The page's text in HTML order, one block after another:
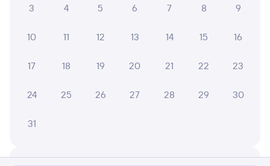
Мы используем cookies для более удобной работы
3 4 5 6 7 8 9
10 11 12 13 14 15 16
17 18 19 20 21 22 23
24 25 26 27 28 29 30
31
Июнь 2027